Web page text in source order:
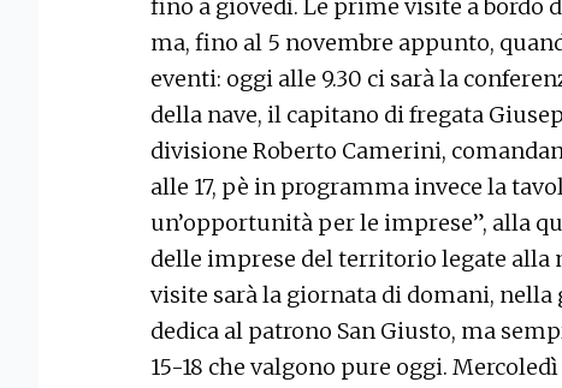
fino a giovedì. Le prime visite a bordo
ma, fino al 5 novembre appunto,
eventi: oggi alle 9.30 ci sarà la
della nave, il capitano di fregata
divisione Roberto Camerini,
alle 17, pè in programma invece la
un’opportunità per le imprese”, alla
delle imprese del territorio legate
visite sarà la giornata di domani, nella
dedica al patrono San Giusto, ma
15-18 che valgono pure oggi.